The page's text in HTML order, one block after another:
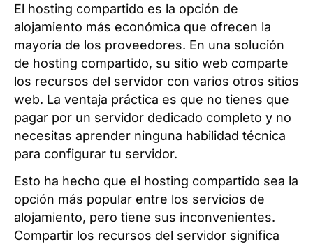
El hosting compartido es la opción de
alojamiento más económica que ofrecen la
mayoría de los proveedores. En una solución
de hosting compartido, su sitio web comparte
los recursos del servidor con varios otros sitios
web. La ventaja práctica es que no tienes que
pagar por un servidor dedicado completo y no
necesitas aprender ninguna habilidad técnica
para configurar tu servidor.
Esto ha hecho que el hosting compartido sea la
opción más popular entre los servicios de
alojamiento, pero tiene sus inconvenientes.
Compartir los recursos del servidor significa